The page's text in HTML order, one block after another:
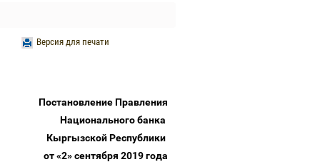
Версия для печати
Постановление Правления
Национального банка
Кыргызской Республики
от «2» сентября 2019 года